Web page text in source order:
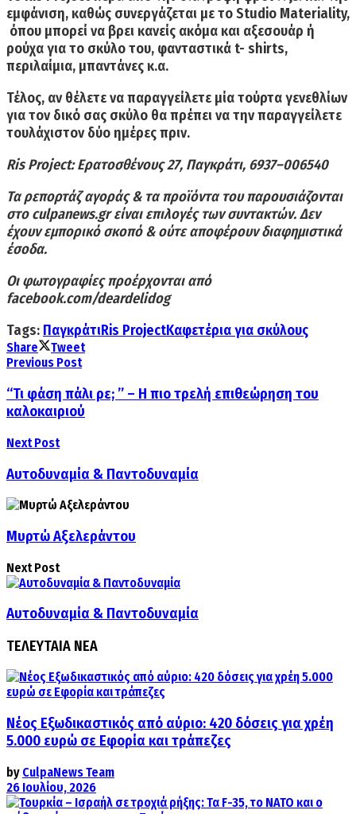
εμφάνιση, καθώς συνεργάζεται με τοStudio Materiality,
όπου μπορεί να βρει κανείς ακόμα και αξεσουάρ ή
ρούχα για το σκύλο του, φανταστικά t- shirts,
περιλαίμια, μπαντάνες κ.α.
Τέλος, αν θέλετε να παραγγείλετε μία τούρτα γενεθλίων
για τον δικό σας σκύλο θα πρέπει να την παραγγείλετε
τουλάχιστον δύο ημέρες πριν.
Ris Project: Ερατοσθένους 27, Παγκράτι, 6937–006540
Τα ρεπορτάζ αγοράς & τα προϊόντα του παρουσιάζονται
στοculpanews.grείναι επιλογές των συντακτών. Δεν
έχουν εμπορικό σκοπό & ούτε αποφέρουν διαφημιστικά
έσοδα.
Οι φωτογραφίες προέρχονται από
facebook.com/deardelidog
Tags: ΠαγκράτιRis ProjectΚαφετέρια για σκύλους
Share
Tweet
Previous Post
“Τι φάση πάλι ρε; ” – Η πιο τρελή επιθεώρηση του
καλοκαιριού
Next Post
Αυτοδυναμία & Παντοδυναμία
Μυρτώ Αξελεράντου
Next Post
Αυτοδυναμία & Παντοδυναμία
ΤΕΛΕΥΤΑΙΑ ΝΕΑ
Νέος Εξωδικαστικός από αύριο: 420 δόσεις για χρέη
5.000 ευρώ σε Εφορία και τράπεζες
by CulpaNews Team
26 Ιουλίου, 2026